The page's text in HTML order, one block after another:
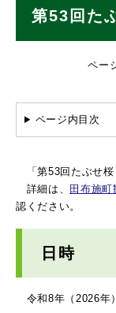
第53回た
ペー
ページ内目次
「第53回たぶせ桜
詳細は、
田布施
認ください。
日時
令和8年（2026年